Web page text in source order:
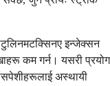
इन्जेक्सन
कम गर्न। यसरी प्रयोग
अस्थायी